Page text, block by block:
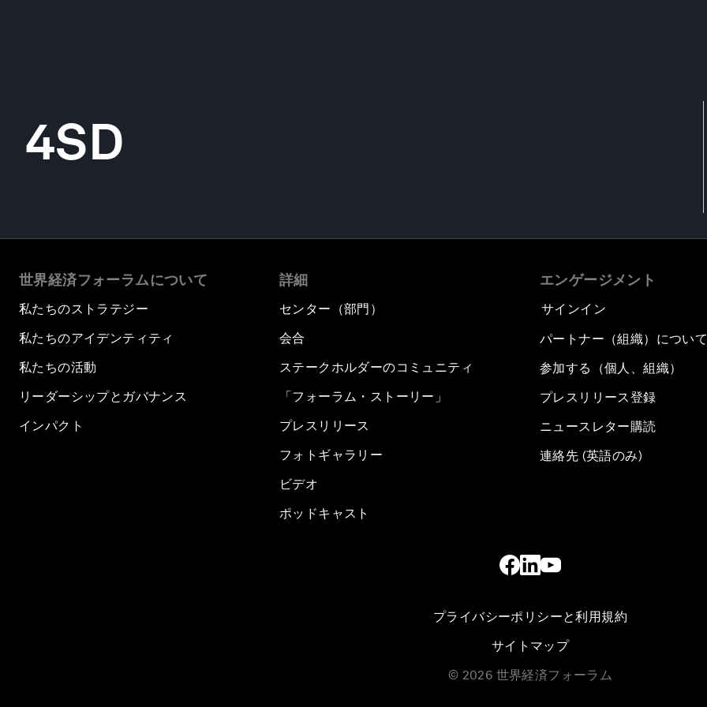
4SD
世界経済フォーラムについて
私たちのストラテジー
私たちのアイデンティティ
私たちの活動
リーダーシップとガバナンス
インパクト
詳細
センター（部門）
会合
ステークホルダーのコミュニティ
「フォーラム・ストーリー」
プレスリリース
フォトギャラリー
ビデオ
ポッドキャスト
エンゲージメント
サインイン
パートナー（組織）について
参加する（個人、組織）
プレスリリース登録
ニュースレター購読
連絡先 (英語のみ)
プライバシーポリシーと利用規約
サイトマップ
© 2026 世界経済フォーラム